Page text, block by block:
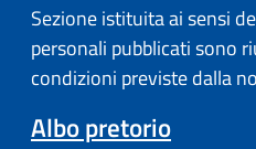
Sezione istituita ai sensi
personali pubblicati sono
condizioni previste dalla
Albo pretorio